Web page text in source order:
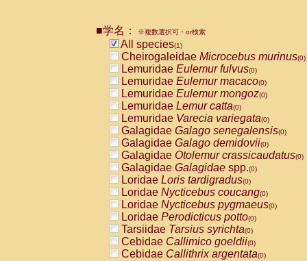
CebidaeCebus nigrivittatus
CebidaeCebus
CebidaeSaimiri boliviensis(0)
CebidaeSaimiri sciureus(0)
AtelidaeAlouatta caraya(0)
AtelidaeAlouatta fusca(0)
AtelidaeAlouatta seniculus
AtelidaeAlouattaspp.(0)
AtelidaeAteles belzebuth(0)
AtelidaeAteles geoffroyi(0)
AtelidaeAteles paniscus(0)
AtelidaeAtelesspp.(0)
Atelidae Lagothrix lagothricha
AtelidaeLagothrix lagothricha cana
PitheciidaeCacajao calvus
PitheciidaeCallicebus cupreus
PitheciidaeCallicebus donacophilus
PitheciidaeCallicebus moloch
PitheciidaeCallicebus torquatus
■学名： ※複数選択可・or検索
All species(1)
Cheirogaleidae Microcebus murinus(0)
Lemuridae Eulemur fulvus(0)
Lemuridae Eulemur macaco(0)
Lemuridae Eulemur mongoz(0)
Lemuridae Lemur catta(0)
Lemuridae Varecia variegata(0)
Galagidae Galago senegalensis(0)
Galagidae Galago demidovii(0)
Galagidae Otolemur crassicaudatus(0)
Galagidae Galagidae spp.(0)
Loridae Loris tardigradus(0)
Loridae Nycticebus coucang(0)
Loridae Nycticebus pygmaeus(0)
Loridae Perodicticus potto(0)
Tarsiidae Tarsius syrichta(0)
Cebidae Callimico goeldii(0)
Cebidae Callithrix argentata(0)